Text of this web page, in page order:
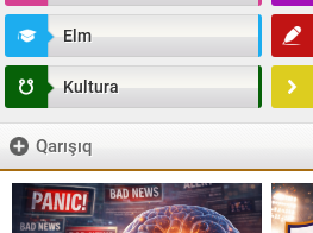
Elm
Kultura
Qarışıq